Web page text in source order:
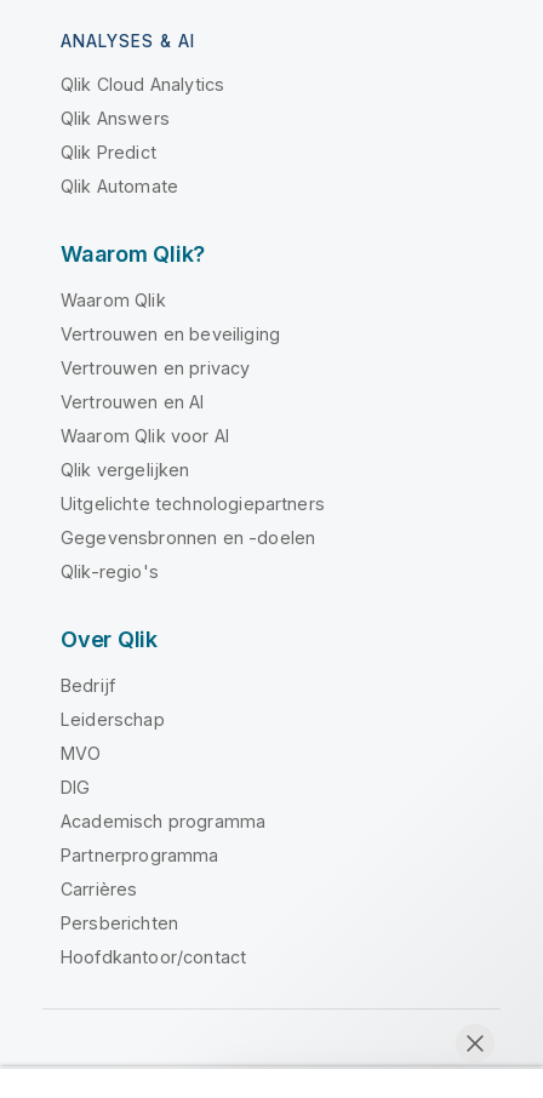
ANALYSES & AI
Qlik Cloud Analytics
Qlik Answers
Qlik Predict
Qlik Automate
Waarom Qlik?
Waarom Qlik
Vertrouwen en beveiliging
Vertrouwen en privacy
Vertrouwen en AI
Waarom Qlik voor AI
Qlik vergelijken
Uitgelichte technologiepartners
Gegevensbronnen en -doelen
Qlik-regio's
Over Qlik
Bedrijf
Leiderschap
MVO
DIG
Academisch programma
Partnerprogramma
Carrières
Persberichten
Hoofdkantoor/contact